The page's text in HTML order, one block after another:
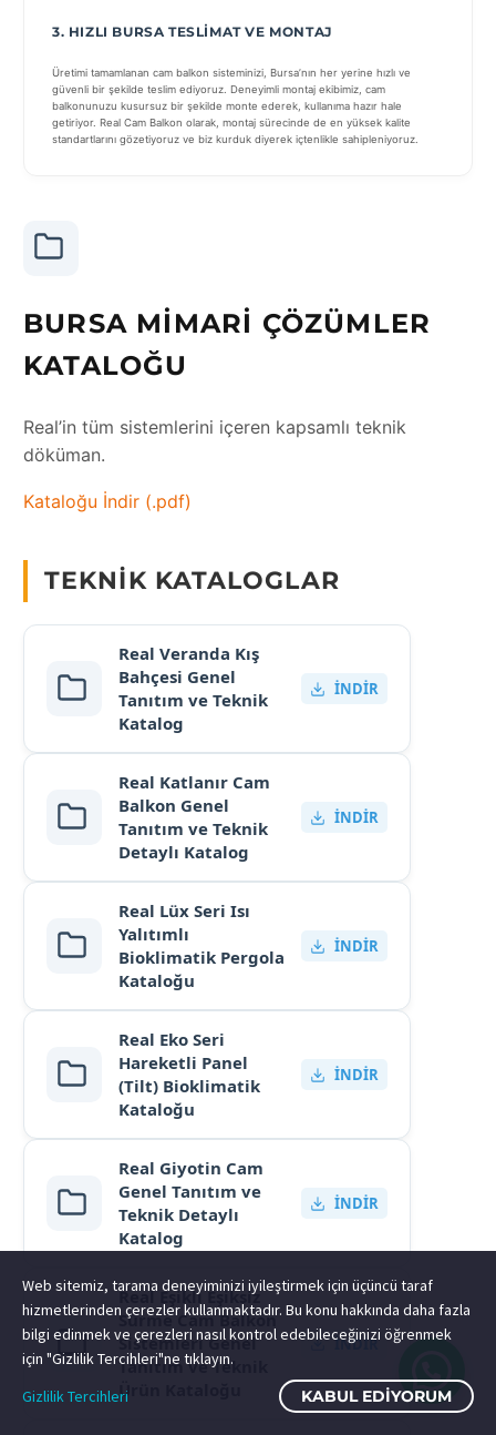
3. HIZLI BURSA TESLIMAT VE MONTAJ
Üretimi tamamlanan cam balkon sisteminizi, Bursa’nın her yerine hızlı ve
güvenli bir şekilde teslim ediyoruz. Deneyimli montaj ekibimiz, cam
balkonunuzu kusursuz bir şekilde monte ederek, kullanıma hazır hale
getiriyor. Real Cam Balkon olarak, montaj sürecinde de en yüksek kalite
standartlarını gözetiyoruz ve biz kurduk diyerek içtenlikle sahipleniyoruz.
BURSA MIMARI ÇÖZÜMLER
KATALOĞU
Real’in tüm sistemlerini içeren kapsamlı teknik
döküman.
Kataloğu İndir (.pdf)
TEKNIK KATALOGLAR
Real Veranda Kış
Bahçesi Genel
Tanıtım ve Teknik
Katalog
İNDIR
Real Katlanır Cam
Balkon Genel
Tanıtım ve Teknik
Detaylı Katalog
İNDIR
Real Lüx Seri Isı
Yalıtımlı
Bioklimatik Pergola
Kataloğu
İNDIR
Real Eko Seri
Hareketli Panel
(Tilt) Bioklimatik
Kataloğu
İNDIR
Real Giyotin Cam
Genel Tanıtım ve
Teknik Detaylı
Katalog
İNDIR
Real Eşikli Eşiksiz
Sürme Cam Balkon
Sistemleri Genel
Tanıtım ve Teknik
Ürün Kataloğu
İNDIR
Web sitemiz, tarama deneyiminizi iyileştirmek için üçüncü taraf
hizmetlerinden çerezler kullanmaktadır. Bu konu hakkında daha fazla
bilgi edinmek ve çerezleri nasıl kontrol edebileceğinizi öğrenmek
için "Gizlilik Tercihleri"ne tıklayın.
Gizlilik Tercihleri
KABUL EDIYORUM